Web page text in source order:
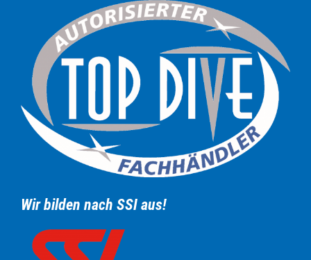
Wir bilden nach SSI aus!